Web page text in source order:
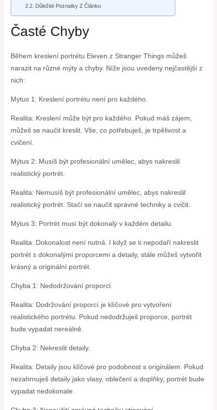
Důležité Poznatky Z Článku
Časté Chyby
Během kreslení portrétu Eleven z Stranger Things můžeš
narazit na různé mýty a chyby. Níže jsou uvedeny nejčastější z
nich:
Mytus 1: Kreslení portrétu není pro každého.
Realita: Kreslení může být pro každého. Pokud máš zájem,
můžeš se naučit kreslit. Vše, co potřebuješ, je trpělivost a
cvičení.
Mýtus 2: Musíš být profesionální umělec, abys nakreslil
realistický portrét.
Realita: Nemusíš být profesionální umělec, abys nakreslil
realistický portrét. Stačí se naučit správné techniky a cvičit.
Mýtus 3: Portrét musí být dokonalý v každém detailu.
Realita: Dokonalost není nutná. I když se ti nepodaří nakreslit
portrét s dokonalými proporcemi a detaily, stále můžeš vytvořit
krásný a originální portrét.
Chyba 1: Nedodržování proporcí.
Realita: Dodržování proporcí je klíčové pro vytvoření
realistického portrétu. Pokud nedodržuješ proporce, portrét
bude vypadat nereálně.
Chyba 2: Nekreslit detaily.
Realita: Detaily jsou klíčové pro podobnost s originálem. Pokud
nezahrnuješ detaily jako vlasy, oblečení a doplňky, portrét bude
vypadat nedokonale.